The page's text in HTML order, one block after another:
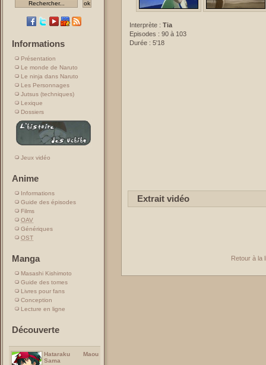
Informations
Présentation
Le monde de Naruto
Le ninja dans Naruto
Les Personnages
Jutsus (techniques)
Lexique
Dossiers
Jeux vidéo
Anime
Informations
Guide des épisodes
Films
OAV
Génériques
OST
Manga
Masashi Kishimoto
Guide des tomes
Livres pour fans
Conception
Lecture en ligne
Découverte
Hataraku Maou
Sama
Interprète : Tia
Episodes : 90 à 103
Durée : 5'18
Extrait vidéo
Retour à la